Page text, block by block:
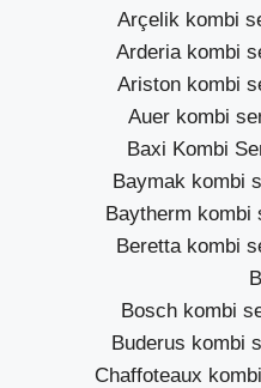
Arçelik kombi
Arderia kombi
Ariston kombi
Auer kombi
Baxi Kombi
Baymak kombi
Baytherm kombi
Beretta kombi
Bosch kombi
Buderus kombi
Chaffoteaux